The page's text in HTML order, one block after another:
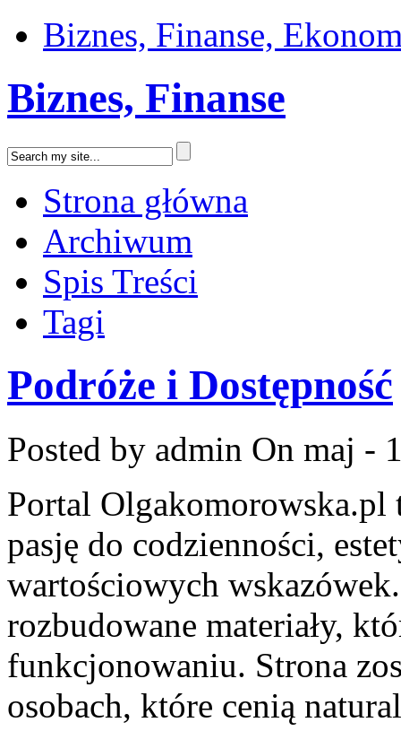
Biznes, Finanse,
Biznes, Finanse
Strona główna
Archiwum
Spis Treści
Tagi
Podróże i Dostępność
Posted by admin On maj -
Portal Olgakomorowska.pl
pasję do codzienności,
wartościowych
rozbudowane materiały,
funkcjonowaniu. Strona
osobach, które cenią